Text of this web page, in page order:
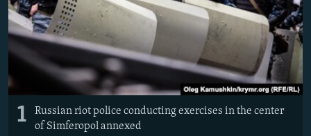
1
Russian riot police conducting exercises in the center
of Simferopol annexed